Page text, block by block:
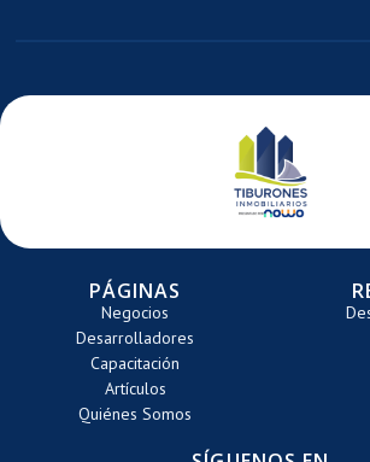
PÁGINAS
Negocios
Desarrolladores
Capacitación
Artículos
Quiénes Somos